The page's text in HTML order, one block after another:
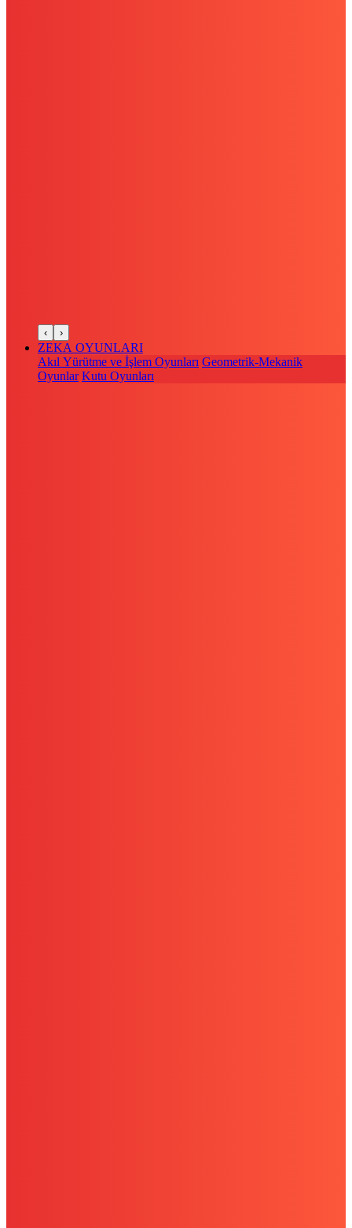
‹ ›
ZEKA OYUNLARI
Akıl Yürütme ve İşlem Oyunları Geometrik-Mekanik
Oyunlar Kutu Oyunları